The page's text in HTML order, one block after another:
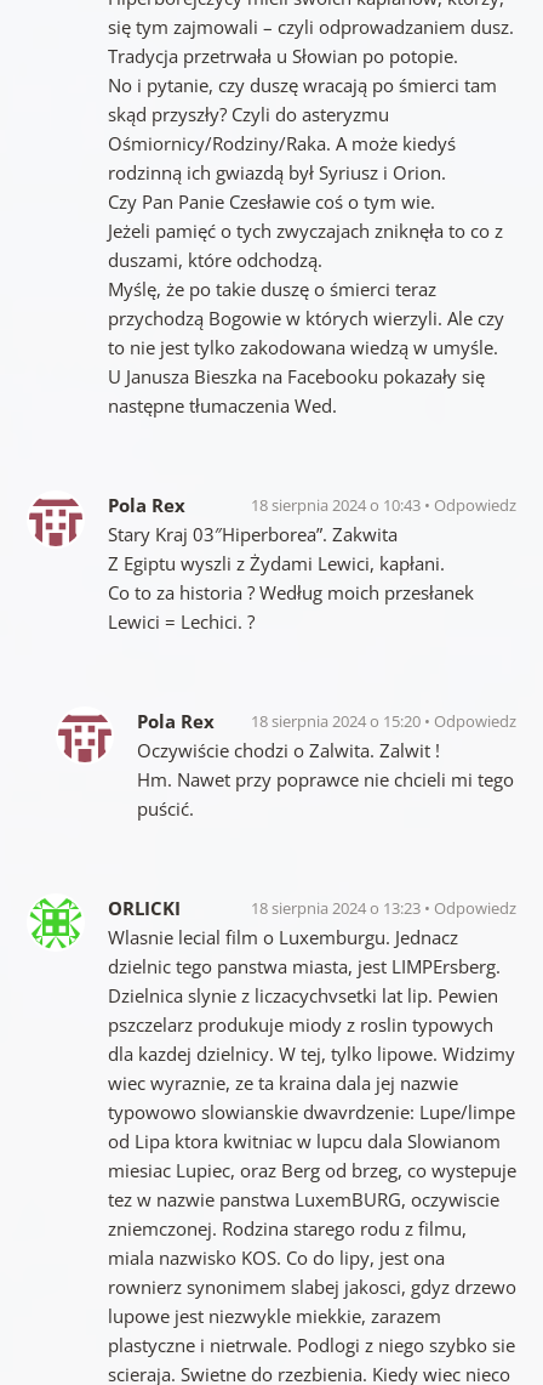
się tym zajmowali – czyli odprowadzaniem dusz.
Tradycja przetrwała u Słowian po potopie.
No i pytanie, czy duszę wracają po śmierci tam
skąd przyszły? Czyli do asteryzmu
Ośmiornicy/Rodziny/Raka. A może kiedyś
rodzinną ich gwiazdą był Syriusz i Orion.
Czy Pan Panie Czesławie coś o tym wie.
Jeżeli pamięć o tych zwyczajach zniknęła to co z
duszami, które odchodzą.
Myślę, że po takie duszę o śmierci teraz
przychodzą Bogowie w których wierzyli. Ale czy
to nie jest tylko zakodowana wiedzą w umyśle.
U Janusza Bieszka na Facebooku pokazały się
następne tłumaczenia Wed.
Pola Rex 18 sierpnia 2024 o 10:43 Odpowiedz
Stary Kraj 03″Hiperborea”. Zakwita
Z Egiptu wyszli z Żydami Lewici, kapłani.
Co to za historia ? Według moich przesłanek
Lewici = Lechici. ?
Pola Rex 18 sierpnia 2024 o 15:20 Odpowiedz
Oczywiście chodzi o Zalwita. Zalwit !
Hm. Nawet przy poprawce nie chcieli mi tego
puścić.
ORLICKI 18 sierpnia 2024 o 13:23 Odpowiedz
Wlasnie lecial film o Luxemburgu. Jednacz
dzielnic tego panstwa miasta, jest LIMPErsberg.
Dzielnica slynie z liczacychvsetki lat lip. Pewien
pszczelarz produkuje miody z roslin typowych
dla kazdej dzielnicy. W tej, tylko lipowe. Widzimy
wiec wyraznie, ze ta kraina dala jej nazwie
typowowo slowianskie dwavrdzenie: Lupe/limpe
od Lipa ktora kwitniac w lupcu dala Slowianom
miesiac Lupiec, oraz Berg od brzeg, co wystepuje
tez w nazwie panstwa LuxemBURG, oczywiscie
zniemczonej. Rodzina starego rodu z filmu,
miala nazwisko KOS. Co do lipy, jest ona
rownierz synonimem slabej jakosci, gdyz drzewo
lupowe jest niezwykle miekkie, zarazem
plastyczne i nietrwale. Podlogi z niego szybko sie
scieraja. Swietne do rzezbienia. Kiedy wiec nieco